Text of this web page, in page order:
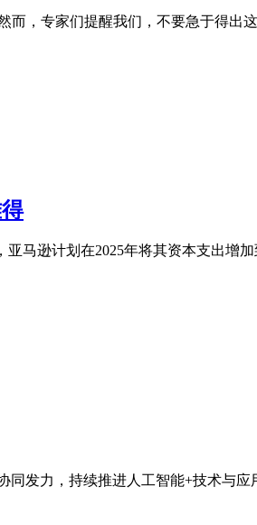
，专家们提醒我们，不要急于得出
马逊计划在2025年将其资本支出增
发力，持续推进人工智能+技术与